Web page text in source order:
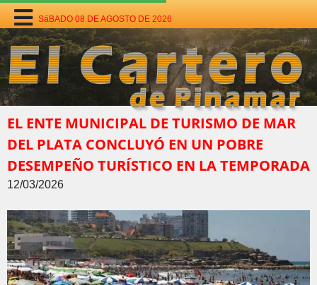
SáBADO 08 DE AGOSTO DE 2026
EL ENTE MUNICIPAL DE TURISMO DE MAR
DEL PLATA CONCLUYÓ EN UN POBRE
DESEMPEÑO TURÍSTICO EN LA TEMPORADA
12/03/2026